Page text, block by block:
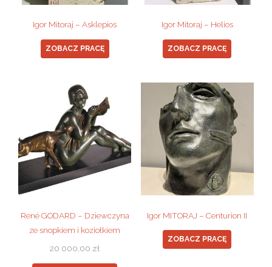
Igor Mitoraj – Asklepios
ZOBACZ PRACĘ
Igor Mitoraj – Helios
ZOBACZ PRACĘ
René GODARD – Dziewczyna
ze snopkiem i koziołkiem
20 000,00 zł
Igor MITORAJ – Centurion II
ZOBACZ PRACĘ